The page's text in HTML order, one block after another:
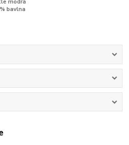
modrá
bavlna